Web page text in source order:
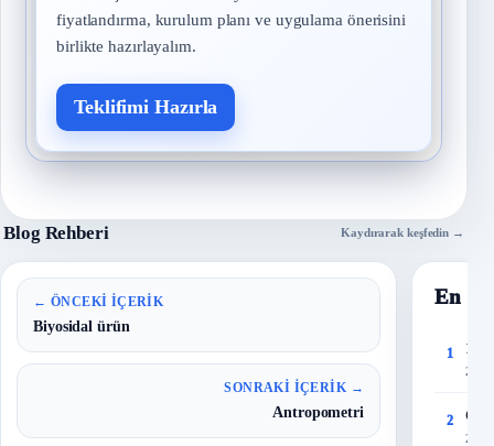
fiyatlandırma, kurulum planı ve uygulama önerisini
birlikte hazırlayalım.
Teklifimi Hazırla
Blog Rehberi Kaydırarak keşfedin →
← ÖNCEKI İÇERIK
Biyosidal ürün
SONRAKI İÇERIK →
Antropometri
En
1 150
27
2
28